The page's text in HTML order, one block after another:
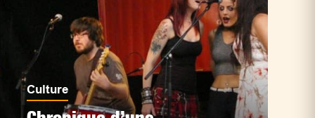
Culture